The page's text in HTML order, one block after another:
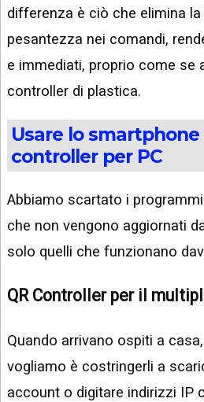
differenza è ciò che elimina
pesantezza nei comandi,
e immediati, proprio come se
controller di plastica.
Usare lo
controller per PC
Abbiamo scartato i
che non vengono aggiornati
solo quelli che funzionano
QR Controller per il
Quando arrivano ospiti a
vogliamo è costringerli a
account o digitare indirizzi IP